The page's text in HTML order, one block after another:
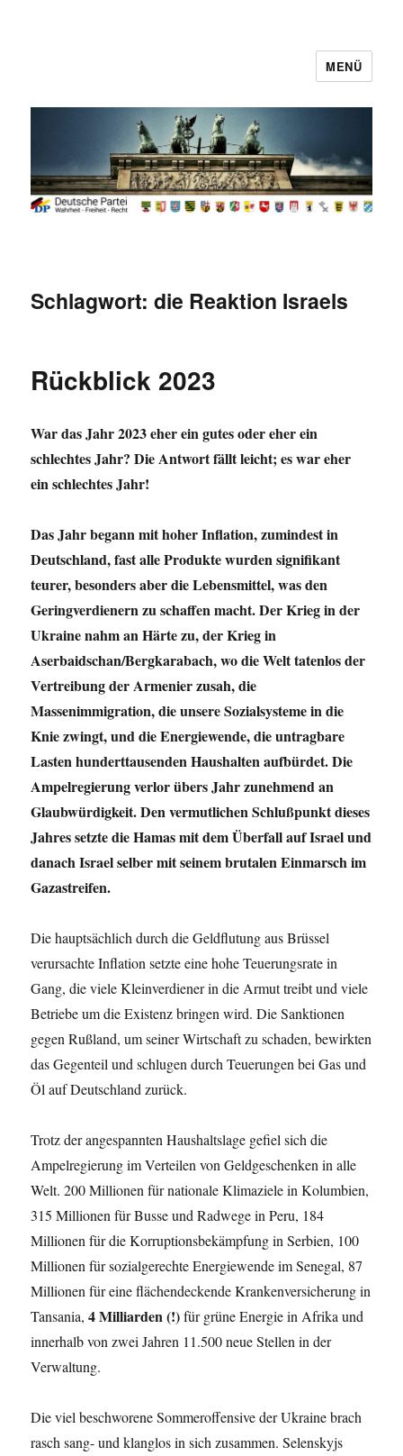
MENÜ
Schlagwort:die Reaktion Israels
Rückblick 2023
War das Jahr 2023 eher ein gutes oder eher ein
schlechtes Jahr? Die Antwort fällt leicht; es war eher
ein schlechtes Jahr!
Das Jahr begann mit hoher Inflation, zumindest in
Deutschland, fast alle Produkte wurden signifikant
teurer, besonders aber die Lebensmittel, was den
Geringverdienern zu schaffen macht. Der Krieg in der
Ukraine nahm an Härte zu, der Krieg in
Aserbaidschan/Bergkarabach, wo die Welt tatenlos der
Vertreibung der Armenier zusah, die
Massenimmigration, die unsere Sozialsysteme in die
Knie zwingt, und die Energiewende, die untragbare
Lasten hunderttausenden Haushalten aufbürdet. Die
Ampelregierung verlor übers Jahr zunehmend an
Glaubwürdigkeit. Den vermutlichen Schlußpunkt dieses
Jahres setzte die Hamas mit dem Überfall auf Israel und
danach Israel selber mit seinem brutalen Einmarsch im
Gazastreifen.
Die hauptsächlich durch die Geldflutung aus Brüssel
verursachte Inflation setzte eine hohe Teuerungsrate in
Gang, die viele Kleinverdiener in die Armut treibt und viele
Betriebe um die Existenz bringen wird. Die Sanktionen
gegen Rußland, um seiner Wirtschaft zu schaden, bewirkten
das Gegenteil und schlugen durch Teuerungen bei Gas und
Öl auf Deutschland zurück.
Trotz der angespannten Haushaltslage gefiel sich die
Ampelregierung im Verteilen von Geldgeschenken in alle
Welt. 200 Millionen für nationale Klimaziele in Kolumbien,
315 Millionen für Busse und Radwege in Peru, 184
Millionen für die Korruptionsbekämpfung in Serbien, 100
Millionen für sozialgerechte Energiewende im Senegal, 87
Millionen für eine flächendeckende Krankenversicherung in
Tansania,4 Milliarden (!)für grüne Energie in Afrika und
innerhalb von zwei Jahren 11.500 neue Stellen in der
Verwaltung.
Die viel beschworene Sommeroffensive der Ukraine brach
rasch sang- und klanglos in sich zusammen. Selenskyjs